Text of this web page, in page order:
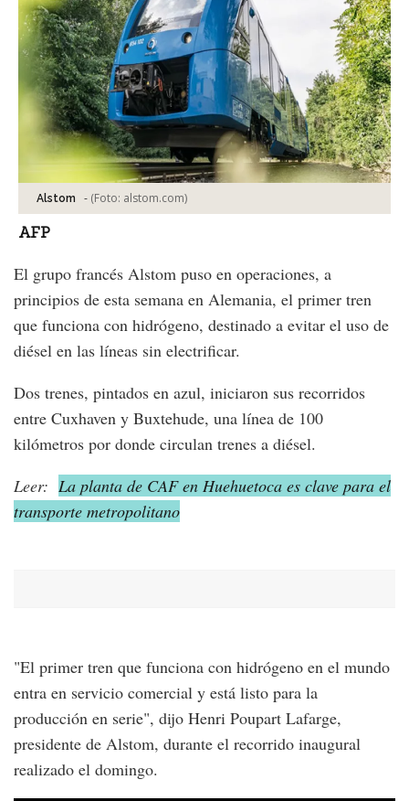
Alstom - (Foto: alstom.com)
AFP
El grupo francés Alstom puso en operaciones, a
principios de esta semana en Alemania, el primer tren
que funciona con hidrógeno, destinado a evitar el uso de
diésel en las líneas sin electrificar.
Dos trenes, pintados en azul, iniciaron sus recorridos
entre Cuxhaven y Buxtehude, una línea de 100
kilómetros por donde circulan trenes a diésel.
Leer: La planta de CAF en Huehuetoca es clave para el
transporte metropolitano
"El primer tren que funciona con hidrógeno en el mundo
entra en servicio comercial y está listo para la
producción en serie", dijo Henri Poupart Lafarge,
presidente de Alstom, durante el recorrido inaugural
realizado el domingo.